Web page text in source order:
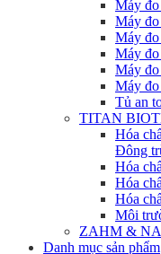
Máy
Máy
Máy
Máy đo
Máy
Máy
Tủ an
TITAN
Hóa
Đông
Hóa
Hóa
Hóa
Môi
ZAHM &
Danh mục sản phẩm